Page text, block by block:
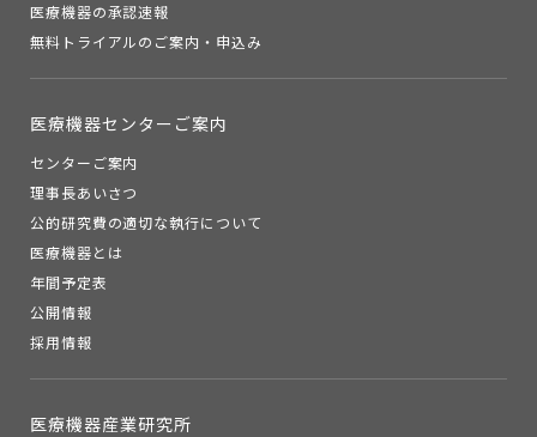
医療機器の承認速報
無料トライアルのご案内・申込み
医療機器センターご案内
センターご案内
理事長あいさつ
公的研究費の適切な執行について
医療機器とは
年間予定表
公開情報
採用情報
医療機器産業研究所